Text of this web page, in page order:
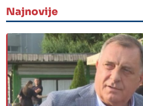
Najnovije